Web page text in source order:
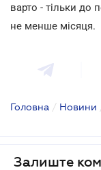
варто - тільки до
не менше місяця.
Головна / Новини
Залиште